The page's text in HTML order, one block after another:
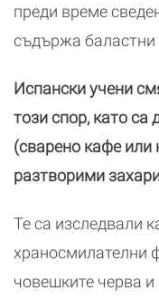
преди време
съдържа баластни
Испански учени
този спор, като са
(сварено кафе или
разтворими
Те са изследвали
храносмилателни
човешките черва